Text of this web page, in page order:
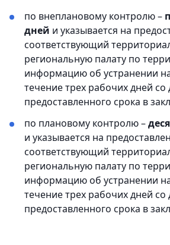
по внеплановому контролю –
дней и указывается на
соответствующий
региональную палату по
информацию об устранении
течение трех рабочих дней
предоставленного срока в
по плановому контролю –
и указывается на
соответствующий
региональную палату по
информацию об устранении
течение трех рабочих дней
предоставленного срока в